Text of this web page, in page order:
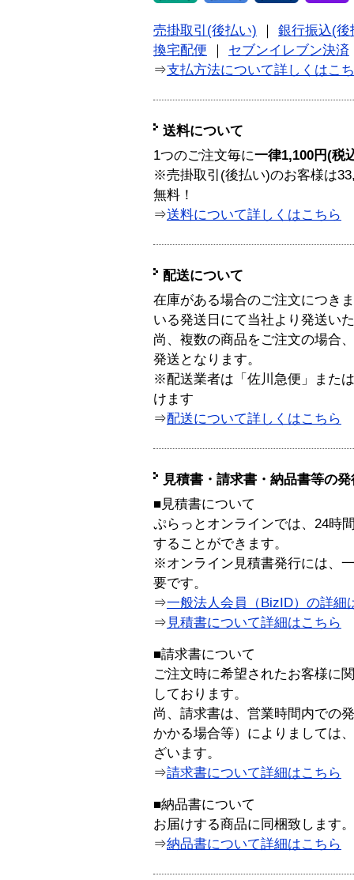
売掛取引(後払い)
銀行振込(後
換宅配便
セブンイレブン決済
⇒支払方法について詳しくはこ
送料について
1つのご注文毎に一律1,100円(税
※売掛取引(後払い)のお客様は
無料！
⇒送料について詳しくはこちら
配送について
在庫がある場合のご注文につき
いる発送日にて当社より発送い
尚、複数の商品をご注文の場合
発送となります。
※配送業者は「佐川急便」また
けます
⇒配送について詳しくはこちら
見積書・請求書・納品書等の
■見積書について
ぷらっとオンラインでは、24時
することができます。
※オンライン見積書発行には、
要です。
⇒一般法人会員（BizID）の詳細
⇒ 見積書について詳細はこちら
■請求書について
ご注文時に希望されたお客様に
しております。
尚、請求書は、営業時間内での
かかる場合等）によりましては
ざいます。
⇒請求書について詳細はこちら
■納品書について
お届けする商品に同梱致します。
⇒納品書について詳細はこちら